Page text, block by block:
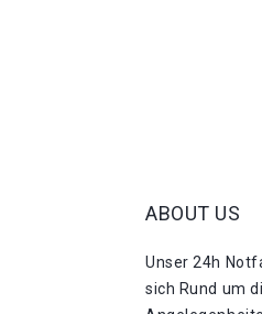
ABOUT US
Unser 24h
sich Rund um